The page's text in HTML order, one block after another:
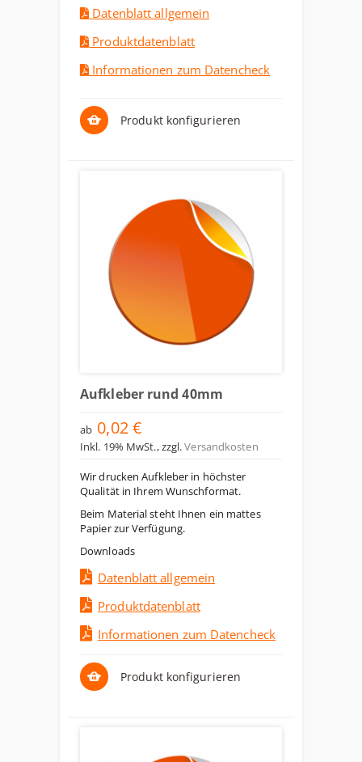
Datenblatt allgemein
Produktdatenblatt
Informationen zum Datencheck
Produkt konfigurieren
Aufkleber rund 40mm
ab 0,02 €
Inkl. 19% MwSt.,zzgl.Versandkosten
Wir drucken Aufkleber in höchster
Qualität in Ihrem Wunschformat.
Beim Material steht Ihnen ein mattes
Papier zur Verfügung.
Downloads
Datenblatt allgemein
Produktdatenblatt
Informationen zum Datencheck
Produkt konfigurieren